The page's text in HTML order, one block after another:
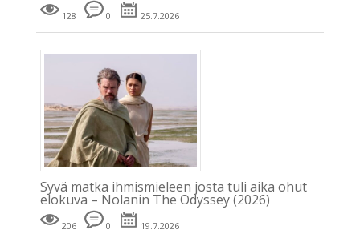
128 0 25.7.2026
Syvä matka ihmismieleen josta tuli aika ohut
elokuva – Nolanin The Odyssey (2026)
206 0 19.7.2026